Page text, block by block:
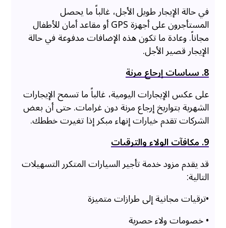
في حالة الإيجار طويل الأجل، غالباً ما يحصل
المستأجرون على أجهزة GPS أو مقاعد أمان للأطفال
مجاناً. وعادة ما تكون هذه الإضافات مدفوعة في حالة
الإيجار قصير الأجل.
8. سياسات إرجاع مرنة
على عكس الإيجارات اليومية، غالباً ما تسمح الإيجارات
الشهرية بتواريخ إرجاع مرنة دون غرامات. حتى أن بعض
الشركات تقدم خيارات إنهاء مبكر إذا تغيرت خططك.
9. مكافآت الولاء والترقيات
قد يقدم مزود خدمة تأجير السيارات المتكرر التسهيلات
التالية:
•ترقيات مجانية إلى طرازات متميزة
• خصومات ولاء حصرية